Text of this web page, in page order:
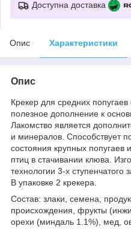
Доступна доставка
Опис Характеристики
Опис
Крекер для средних
полезное дополнение к
Лакомство является
и минералов. Способствует
состояния крупных попугаев
птиц в стачивании клюва.
технологии 3-х ступенчатого
В упаковке 2 крекера.
Состав: злаки, семена,
происхождения, фрукты
орехи (миндаль 1.1%), мед,